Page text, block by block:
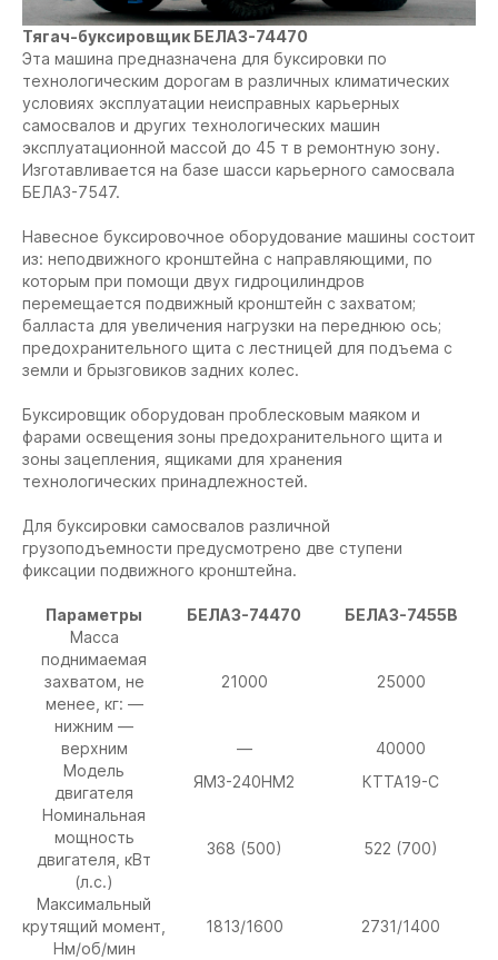
Тягач-буксировщик БЕЛАЗ-74470
Эта машина предназначена для буксировки по
технологическим дорогам в различных климатических
условиях эксплуатации неисправных карьерных
самосвалов и других технологических машин
эксплуатационной массой до 45 т в ремонтную зону.
Изготавливается на базе шасси карьерного самосвала
БЕЛАЗ-7547.
Навесное буксировочное оборудование машины состоит
из: неподвижного кронштейна с направляющими, по
которым при помощи двух гидроцилиндров
перемещается подвижный кронштейн с захватом;
балласта для увеличения нагрузки на переднюю ось;
предохранительного щита с лестницей для подъема с
земли и брызговиков задних колес.
Буксировщик оборудован проблесковым маяком и
фарами освещения зоны предохранительного щита и
зоны зацепления, ящиками для хранения
технологических принадлежностей.
Для буксировки самосвалов различной
грузоподъемности предусмотрено две ступени
фиксации подвижного кронштейна.
Параметры БЕЛАЗ-74470
БЕЛАЗ-7455В
Масса
поднимаемая
захватом, не
менее, кг: —
нижним —
верхним
21000 25000
—
40000
Модель
двигателя
ЯМЗ-240НМ2
КТТА19-С
Номинальная
мощность
двигателя, кВт
(л.с.)
368 (500) 522 (700)
Максимальный
крутящий момент,
Нм/об/мин
1813/1600 2731/1400